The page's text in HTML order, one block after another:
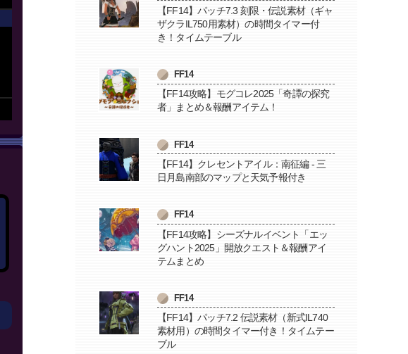
【FF14】パッチ7.3 刻限・伝説素材（ギャ
ザクラIL750用素材）の時間タイマー付
き！タイムテーブル
FF14
【FF14攻略】モグコレ2025「奇譚の探究
者」まとめ＆報酬アイテム！
FF14
【FF14】クレセントアイル：南征編 - 三
日月島南部のマップと天気予報付き
FF14
【FF14攻略】シーズナルイベント「エッ
グハント2025」開放クエスト＆報酬アイ
テムまとめ
FF14
【FF14】パッチ7.2 伝説素材（新式IL740
素材用）の時間タイマー付き！タイムテー
ブル